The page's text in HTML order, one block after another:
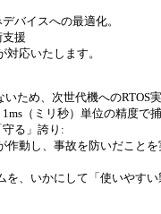
バイスへの最適化。
援
応いたします。
ため、次世代機へのRTOS
（ミリ秒）単位の精度で
る」誇り:
動し、事故を防いだこと
、いかにして「使いやす